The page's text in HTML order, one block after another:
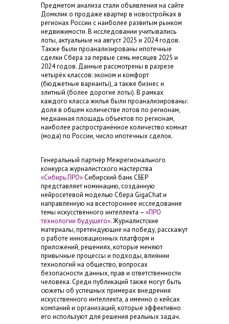
Предметом анализа стали объявления на сайте
Домклик о продаже квартир в новостройках в
регионах России с наиболее развитым рынком
недвижимости. В исследовании учитывались
лоты, актуальные на август 2025 и 2024 годов.
Также были проанализированы ипотечные
сделки Сбера за первые семь месяцев 2025 и
2024 годов. Данные рассмотрены в разрезе
четырёх классов: эконом и комфорт
(бюджетные варианты), а также бизнес и
элитный (более дорогие лоты). В рамках
каждого класса жилья были проанализированы:
доля в общем количестве лотов по регионам,
медианная площадь объектов по регионам,
наиболее распространённое количество комнат
(мода) по России, число ипотечных сделок.
Генеральный партнёр Межрегионального
конкурса журналистского мастерства
«Сибирь.ПРО»Сибирский банк СБЕР
представляет номинацию, созданную
нейросетевой моделью Сбера GigaChat и
направленную на всестороннее исследование
темы искусственного интеллекта – «ПРО
технологии будущего». Журналистские
материалы, претендующие на победу, расскажут
о работе инновационных платформ и
приложений, решениях, которые меняют
привычные процессы и подходы, влиянии
технологий на общество, вопросах
безопасности данных, прав и ответственности
человека. Среди публикаций также могут быть
сюжеты об успешных примерах внедрения
искусственного интеллекта, а именно о кейсах
компаний и организаций, которые эффективно
его используют для решения реальных задач.